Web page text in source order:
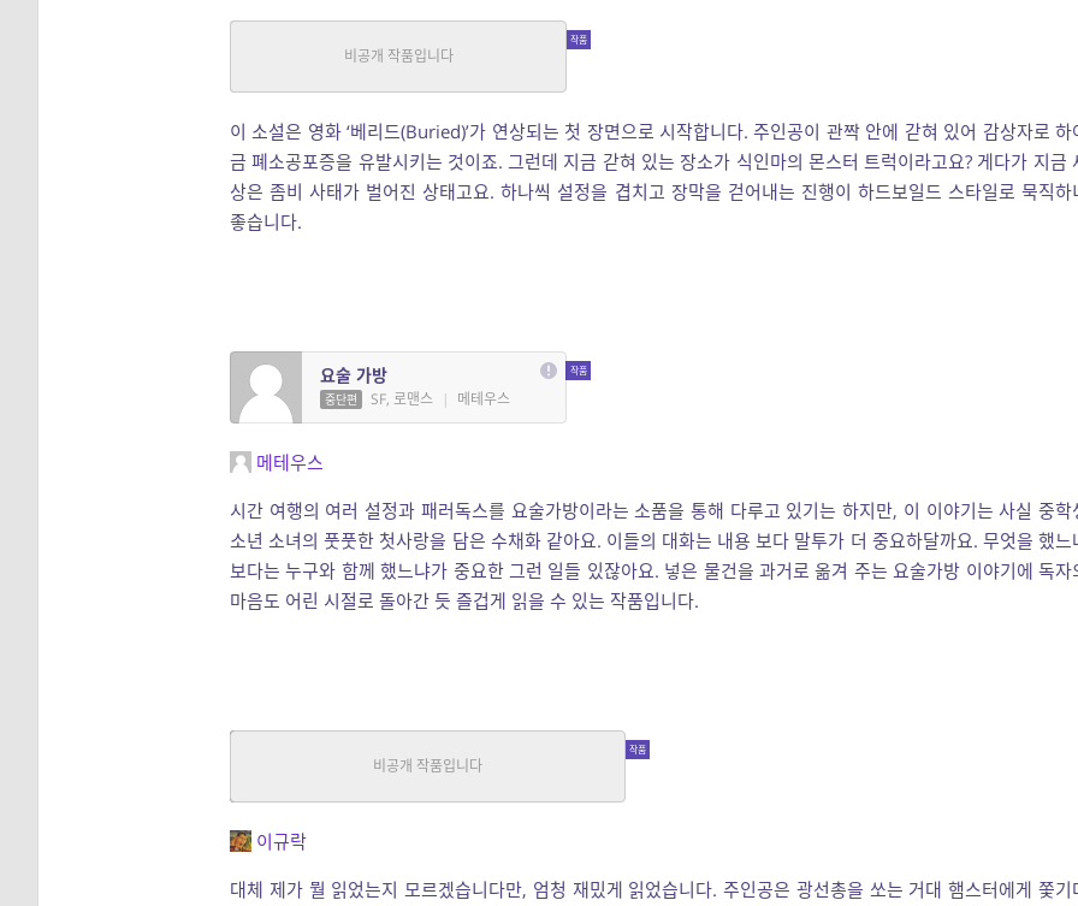
오우거
호러, 추리/스릴러
이 소설은 영화 ‘베리드(Buried)’가 연상되는 첫 장면으로 시작합니다. 주인공이 관짝 안에 갇혀 있어 감상자로 하
금 폐소공포증을 유발시키는 것이죠. 그런데 지금 갇혀 있는 장소가 식인마의 몬스터 트럭이라고요? 게다가 지금
상은 좀비 사태가 벌어진 상태고요. 하나씩 설정을 겹치고 장막을 걷어내는 진행이 하드보일드 스타일로 묵직하
좋습니다.
요술 가방
중단편 SF, 로맨스 | 메테우스
메테우스
시간 여행의 여러 설정과 패러독스를 요술가방이라는 소품을 통해 다루고 있기는 하지만, 이 이야기는 사실 중학
소년 소녀의 풋풋한 첫사랑을 담은 수채화 같아요. 이들의 대화는 내용 보다 말투가 더 중요하달까요. 무엇을 했느
보다는 누구와 함께 했느냐가 중요한 그런 일들 있잖아요. 넣은 물건을 과거로 옮겨 주는 요술가방 이야기에 독자
마음도 어린 시절로 돌아간 듯 즐겁게 읽을 수 있는 작품입니다.
기니피그의 뱃살을 함부로 만지지 말라
SF | 이규락
이규락
대체 제가 뭘 읽었는지 모르겠습니다만, 엄청 재밌게 읽었습니다. 주인공은 광선총을 쏘는 거대 햄스터에게 쫓기